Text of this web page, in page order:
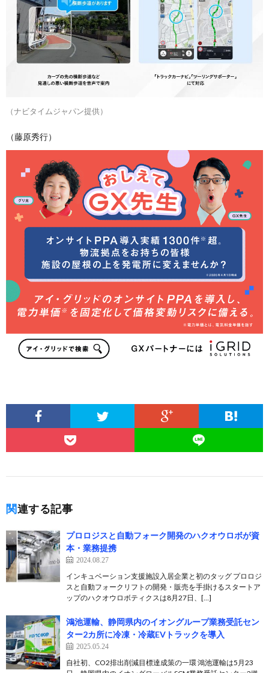
（ナビタイムジャパン提供）
（藤原秀行）
関連する記事
プロロジスと自動フォーク開発のハクオウロボが資
本・業務提携
2024.08.27
インキュベーション支援施設入居企業と初のタッグ プロロジ
スと自動フォークリフトの開発・販売を手掛けるスタートア
ップのハクオウロボティクスは8月27日、[…]
鴻池運輸、静岡県内のイオングループ業務受託セン
ター2カ所に冷凍・冷蔵EVトラックを導入
2025.05.24
自社初、CO2排出削減目標達成策の一環 鴻池運輸は5月23